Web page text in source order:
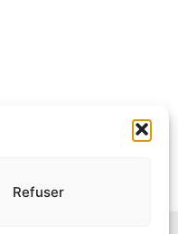
Refuser